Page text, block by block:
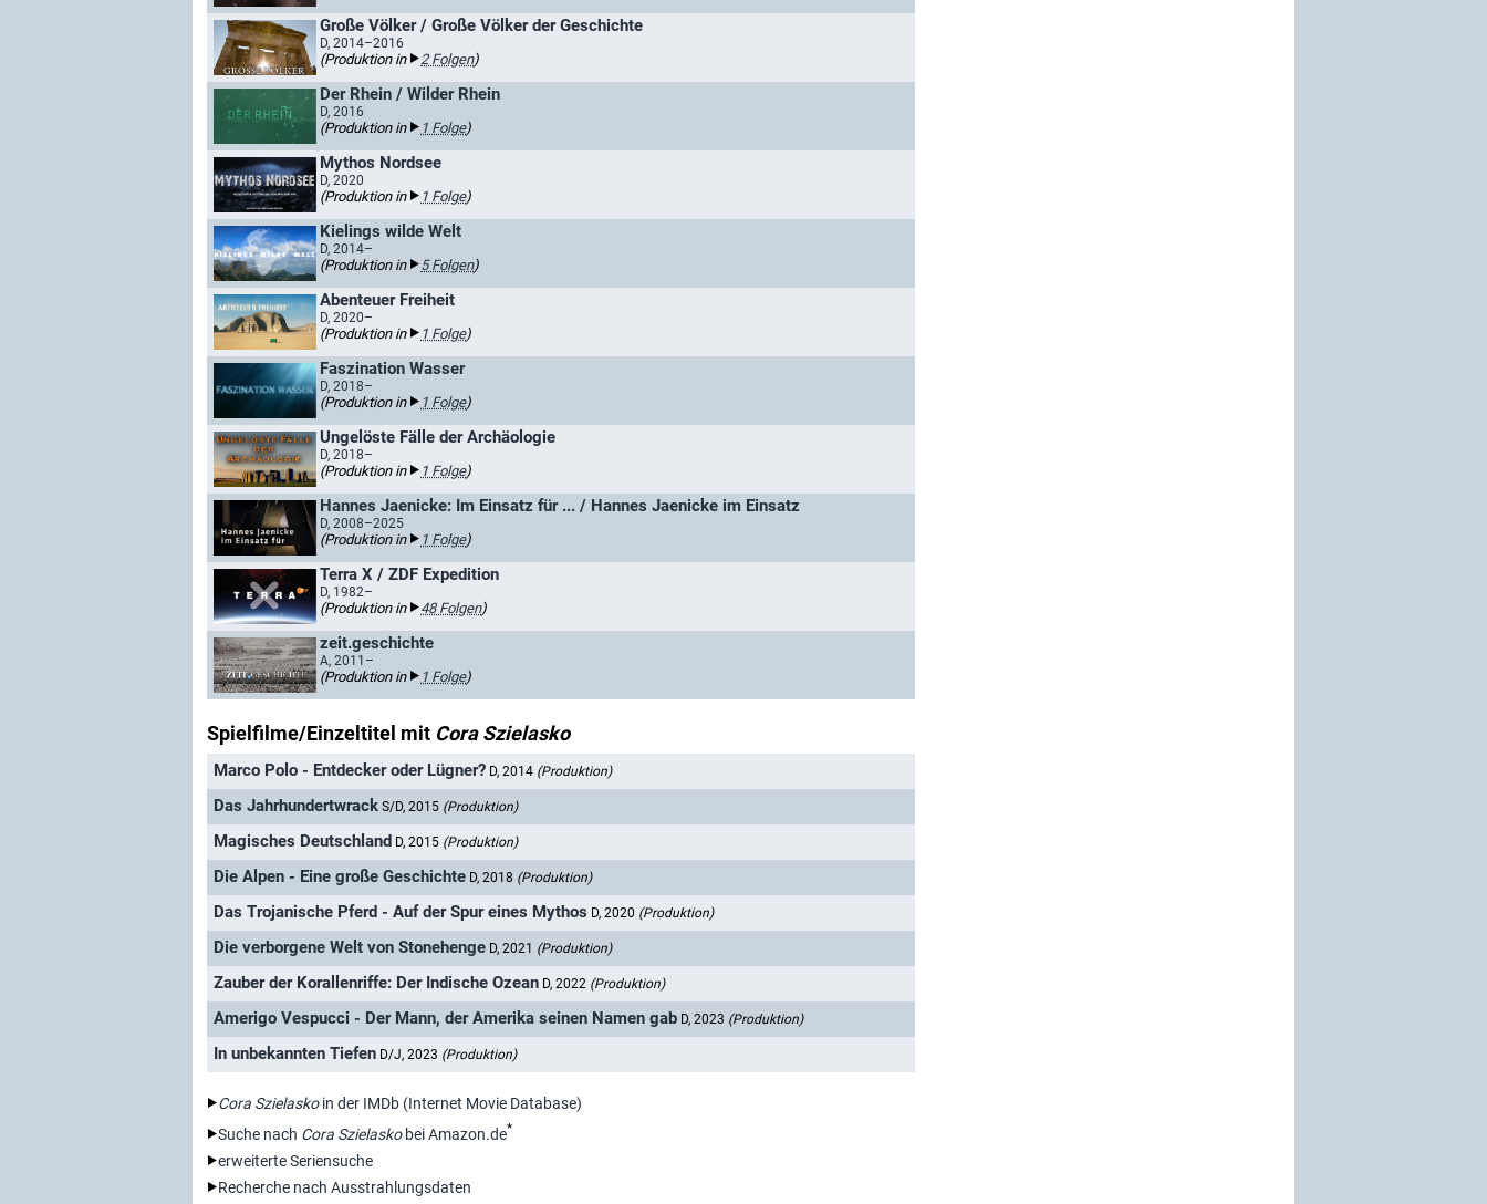
Große Völker / Große Völker der Geschichte
D, 2014–2016
(Produktion in 2 Folgen)
Der Rhein / Wilder Rhein
D, 2016
(Produktion in 1 Folge)
Mythos Nordsee
D, 2020
(Produktion in 1 Folge)
Kielings wilde Welt
D, 2014–
(Produktion in 5 Folgen)
Abenteuer Freiheit
D, 2020–
(Produktion in 1 Folge)
Faszination Wasser
D, 2018–
(Produktion in 1 Folge)
Ungelöste Fälle der Archäologie
D, 2018–
(Produktion in 1 Folge)
Hannes Jaenicke: Im Einsatz für ... / Hannes Jaenicke im Einsatz
D, 2008–2025
(Produktion in 1 Folge)
Terra X / ZDF Expedition
D, 1982–
(Produktion in 48 Folgen)
zeit.geschichte
A, 2011–
(Produktion in 1 Folge)
Spielfilme/Einzeltitel mit Cora Szielasko
Marco Polo - Entdecker oder Lügner? D, 2014 (Produktion)
Das Jahrhundertwrack S/D, 2015 (Produktion)
Magisches Deutschland D, 2015 (Produktion)
Die Alpen - Eine große Geschichte D, 2018 (Produktion)
Das Trojanische Pferd - Auf der Spur eines Mythos D, 2020 (Produktion)
Die verborgene Welt von Stonehenge D, 2021 (Produktion)
Zauber der Korallenriffe: Der Indische Ozean D, 2022 (Produktion)
Amerigo Vespucci - Der Mann, der Amerika seinen Namen gab D, 2023 (Produktion)
In unbekannten Tiefen D/J, 2023 (Produktion)
Cora Szielaskoin der IMDb (Internet Movie Database)
Suche nach Cora Szielaskobei Amazon.de*
erweiterte Seriensuche
Recherche nach Ausstrahlungsdaten